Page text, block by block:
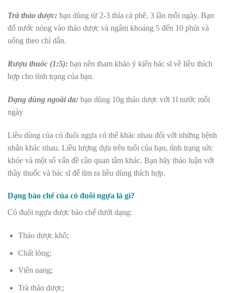
Trà thảo dược: bạn dùng từ 2-3 thìa cà phê, 3 lần mỗi ngày. Bạn
đổ nước nóng vào thảo dược và ngâm khoảng 5 đến 10 phút và
uống theo chỉ dẫn.
Rượu thuốc (1:5): bạn nên tham khảo ý kiến bác sĩ về liều thích
hợp cho tình trạng của bạn.
Dạng dùng ngoài da: bạn dùng 10g thảo dược với 1l nước mỗi
ngày
Liều dùng của cỏ đuôi ngựa có thể khác nhau đối với những bệnh
nhân khác nhau. Liều lượng dựa trên tuổi của bạn, tình trạng sức
khỏe và một số vấn đề cần quan tâm khác. Bạn hãy thảo luận với
thầy thuốc và bác sĩ để tìm ra liều dùng thích hợp.
Dạng bào chế của cỏ đuôi ngựa là gì?
Cỏ đuôi ngựa được bào chế dưới dạng:
Thảo dược khô;
Chất lỏng;
Viên nang;
Trà thảo dược;